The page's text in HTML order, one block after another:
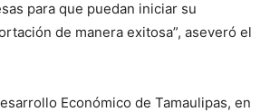
para que puedan iniciar su
de manera exitosa”, aseveró el
Económico de Tamaulipas, en